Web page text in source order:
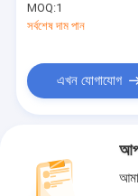
MOQ:1
সর্বশেষ দাম পান
এখন যোগাযোগ